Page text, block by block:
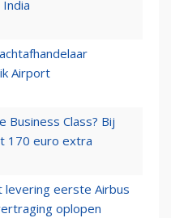
Airport
Business Class? Bij
170 euro extra
levering eerste Airbus
oplopen